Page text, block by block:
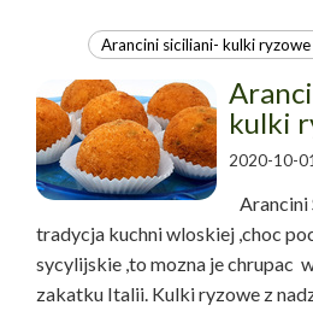
kulki
2020-10-
Arancini
tradycja kuchni wloskiej ,choc
sycylijskie ,to mozna je chrupac
zakatku Italii. Kulki ryzowe z